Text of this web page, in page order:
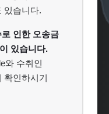
있습니다.
인한 오송금
있습니다.
와 수취인
확인하시기